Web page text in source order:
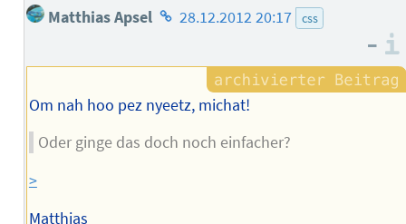
Matthias Apsel Homepage
Autors
28.12.2012 20:17 css
–
Om nah hoo pez nyeetz, michat!
Oder ginge das doch noch einfacher?
>
Matthias